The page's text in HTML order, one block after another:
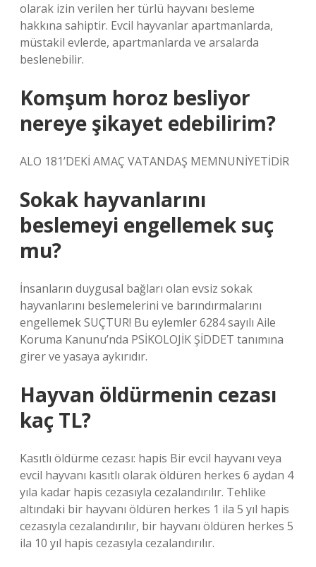
olarak izin verilen her türlü hayvanı besleme
hakkına sahiptir. Evcil hayvanlar apartmanlarda,
müstakil evlerde, apartmanlarda ve arsalarda
beslenebilir.
Komşum horoz besliyor
nereye şikayet edebilirim?
ALO 181’DEKİ AMAÇ VATANDAŞ MEMNUNİYETİDİR
Sokak hayvanlarını
beslemeyi engellemek suç
mu?
İnsanların duygusal bağları olan evsiz sokak
hayvanlarını beslemelerini ve barındırmalarını
engellemek SUÇTUR! Bu eylemler 6284 sayılı Aile
Koruma Kanunu’nda PSİKOLOJİK ŞİDDET tanımına
girer ve yasaya aykırıdır.
Hayvan öldürmenin cezası
kaç TL?
Kasıtlı öldürme cezası: hapis Bir evcil hayvanı veya
evcil hayvanı kasıtlı olarak öldüren herkes 6 aydan 4
yıla kadar hapis cezasıyla cezalandırılır. Tehlike
altındaki bir hayvanı öldüren herkes 1 ila 5 yıl hapis
cezasıyla cezalandırılır, bir hayvanı öldüren herkes 5
ila 10 yıl hapis cezasıyla cezalandırılır.